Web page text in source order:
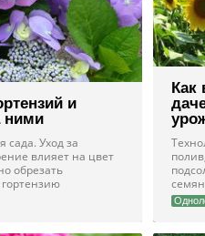
и
ними
сада. Уход за
влияет на цвет
обрезать
Как